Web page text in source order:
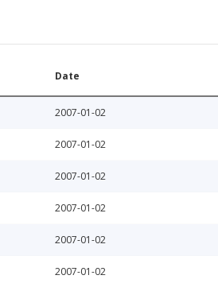
Date
2007-01-02
2007-01-02
2007-01-02
2007-01-02
2007-01-02
2007-01-02